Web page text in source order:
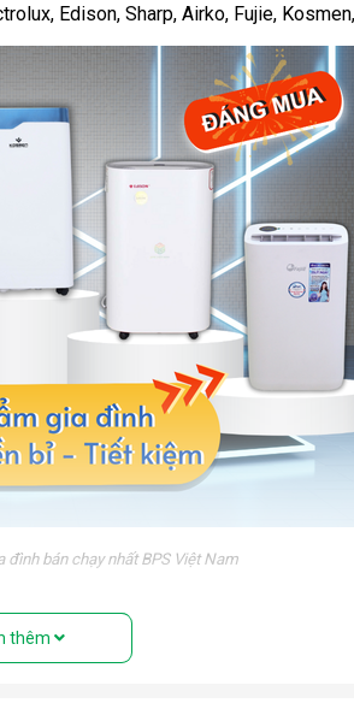
Edison, Sharp, Airko, Fujie,
đình bán chạy nhất BPS Việt Nam
nồm ẩm.
độ ẩm cao. Bảo vệ sức khỏe, ngăn
thêm